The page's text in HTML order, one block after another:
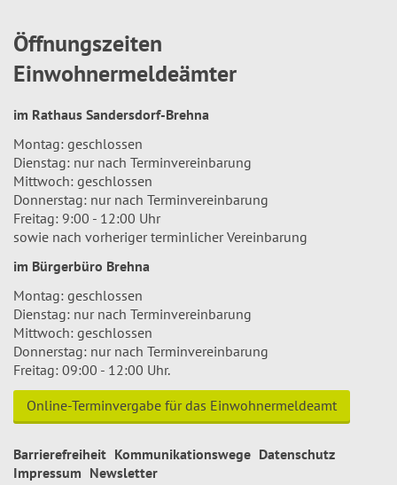
Öffnungszeiten
Einwohnermeldeämter
im Rathaus Sandersdorf-Brehna
Montag: geschlossen
Dienstag: nur nach Terminvereinbarung
Mittwoch: geschlossen
Donnerstag: nur nach Terminvereinbarung
Freitag: 9:00 - 12:00 Uhr
sowie nach vorheriger terminlicher Vereinbarung
im Bürgerbüro Brehna
Montag: geschlossen
Dienstag: nur nach Terminvereinbarung
Mittwoch: geschlossen
Donnerstag: nur nach Terminvereinbarung
Freitag: 09:00 - 12:00 Uhr.
Online-Terminvergabe für das Einwohnermeldeamt
Barrierefreiheit Kommunikationswege Datenschutz
Impressum Newsletter